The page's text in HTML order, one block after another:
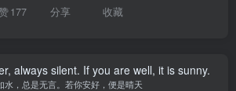
177 分享 收藏
always silent. If you are well, it is sunny.
水，总是无言。若你安好，便是晴天